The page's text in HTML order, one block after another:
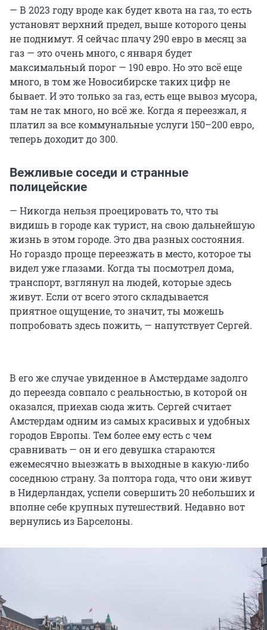
— В 2023 году вроде как будет квота на газ, то есть
установят верхний предел, выше которого цены
не поднимут. Я сейчас плачу 290 евро в месяц за
газ — это очень много, с января будет
максимальный порог — 190 евро. Но это всё еще
много, в том же Новосибирске таких цифр не
бывает. И это только за газ, есть еще вывоз мусора,
там не так много, но всё же. Когда я переезжал, я
платил за все коммунальные услуги 150–200 евро,
теперь доходит до 300.
Вежливые соседи и странные
полицейские
— Никогда нельзя проецировать то, что ты
видишь в городе как турист, на свою дальнейшую
жизнь в этом городе. Это два разных состояния.
Но гораздо проще переезжать в место, которое ты
видел уже глазами. Когда ты посмотрел дома,
транспорт, взглянул на людей, которые здесь
живут. Если от всего этого складывается
приятное ощущение, то значит, ты можешь
попробовать здесь пожить, — напутствует Сергей.
В его же случае увиденное в Амстердаме задолго
до переезда совпало с реальностью, в которой он
оказался, приехав сюда жить. Сергей считает
Амстердам одним из самых красивых и удобных
городов Европы. Тем более ему есть с чем
сравнивать — он и его девушка стараются
ежемесячно выезжать в выходные в какую-либо
соседнюю страну. За полтора года, что они живут
в Нидерландах, успели совершить 20 небольших и
вполне себе крупных путешествий. Недавно вот
вернулись из Барселоны.